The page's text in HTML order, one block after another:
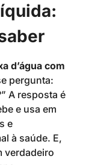
d’água com
pergunta:
A resposta é
e usa em
e
à saúde. E,
verdadeiro